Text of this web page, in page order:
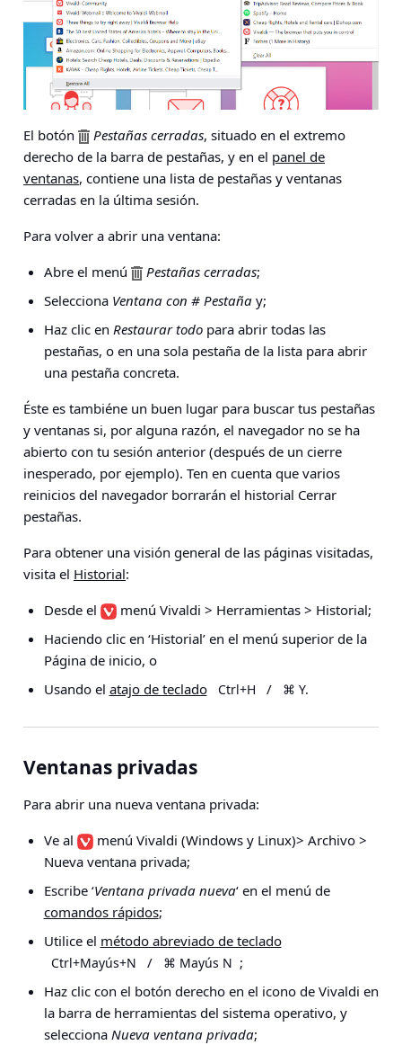
El botón Pestañas cerradas, situado en el extremo
derecho de la barra de pestañas, y en el panel de
ventanas, contiene una lista de pestañas y ventanas
cerradas en la última sesión.
Para volver a abrir una ventana:
Abre el menú
Pestañas cerradas;
Selecciona Ventana con # Pestañay;
Haz clic en Restaurar todopara abrir todas las
pestañas, o en una sola pestaña de la lista para abrir
una pestaña concreta.
Éste es tambiéne un buen lugar para buscar tus pestañas
y ventanas si, por alguna razón, el navegador no se ha
abierto con tu sesión anterior (después de un cierre
inesperado, por ejemplo). Ten en cuenta que varios
reinicios del navegador borrarán el historial Cerrar
pestañas.
Para obtener una visión general de las páginas visitadas,
visita el Historial:
Desde el
menú Vivaldi > Herramientas > Historial;
Haciendo clic en ‘Historial’ en el menú superior de la
Página de inicio, o
Usando el atajo de teclado Ctrl+H / ⌘ Y.
Ventanas privadas
Para abrir una nueva ventana privada:
Ve al
menú Vivaldi (Windows y Linux)> Archivo >
Nueva ventana privada;
Escribe ‘Ventana privada nueva‘ en el menú de
comandos rápidos;
Utilice el método abreviado de teclado
Ctrl+Mayús+N / ⌘ Mayús N ;
Haz clic con el botón derecho en el icono de Vivaldi en
la barra de herramientas del sistema operativo, y
selecciona Nueva ventana privada;